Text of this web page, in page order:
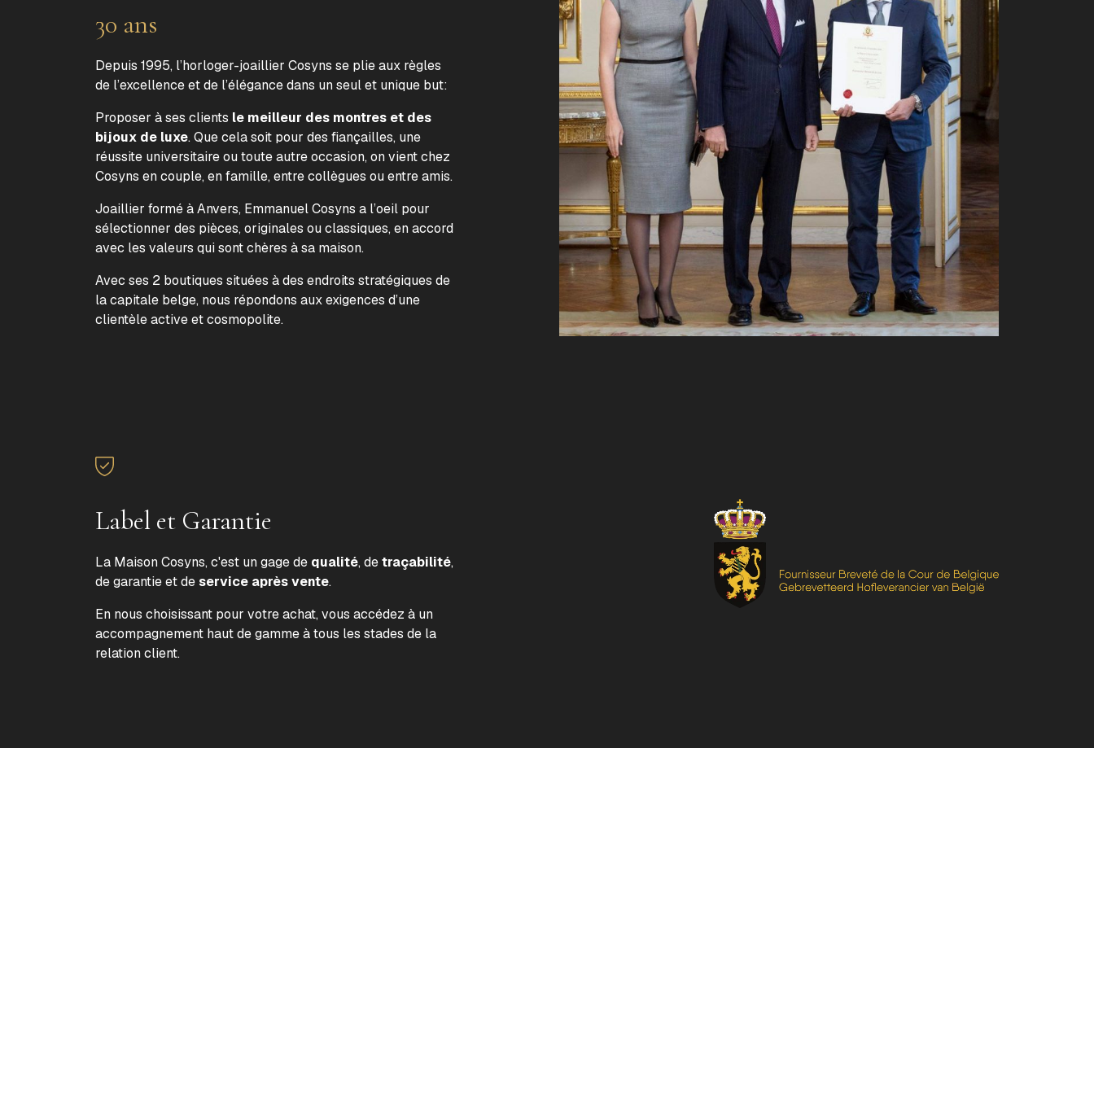
30 ans
Depuis 1995, l’horloger-joaillier Cosyns se plie aux règles
de l’excellence et de l’élégance dans un seul et unique but:
Proposer à ses clients le meilleur des montres et des
bijoux de luxe. Que cela soit pour des fiançailles, une
réussite universitaire ou toute autre occasion, on vient chez
Cosyns en couple, en famille, entre collègues ou entre amis.
Joaillier formé à Anvers, Emmanuel Cosyns a l’oeil pour
sélectionner des pièces, originales ou classiques, en accord
avec les valeurs qui sont chères à sa maison.
Avec ses 2 boutiques situées à des endroits stratégiques de
la capitale belge, nous répondons aux exigences d’une
clientèle active et cosmopolite.
Label et Garantie
La Maison Cosyns, c'est un gage de qualité, detraçabilité,
de garantie et deservice après vente.
En nous choisissant pour votre achat, vous accédez à un
accompagnement haut de gamme à tous les stades de la
relation client.